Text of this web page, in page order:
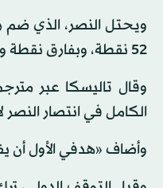
52 نقطة، وبفارق نقطة واحدة عن الاتحاد المتصدر، قبل آخر ثماني جولات.
وقال تاليسكا عبر
الكامل في انتصار
وأضاف «هدفي الأول أن